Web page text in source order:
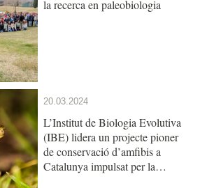
la recerca en paleobiologia
20.03.2024
L’Institut de Biologia Evolutiva
(IBE) lidera un projecte pioner
de conservació d’amfibis a
Catalunya impulsat per la